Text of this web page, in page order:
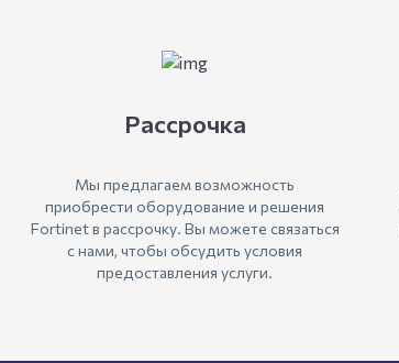
Рассрочка
Мы предлагаем возможность
приобрести оборудование и решения
Fortinet в рассрочку. Вы можете связаться
с нами, чтобы обсудить условия
предоставления услуги.